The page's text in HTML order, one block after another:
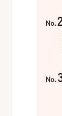
No.
No.